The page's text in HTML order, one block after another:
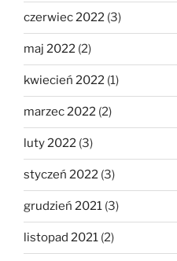
czerwiec 2022 (3)
maj 2022 (2)
kwiecień 2022 (1)
marzec 2022 (2)
luty 2022 (3)
styczeń 2022 (3)
grudzień 2021 (3)
listopad 2021 (2)